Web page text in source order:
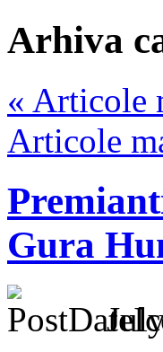
Arhiva
« Articole
Articole
Gura